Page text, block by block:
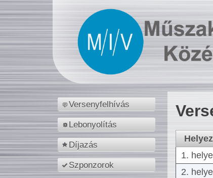
Versenyfelhívás
Lebonyolítás
Díjazás
Szponzorok
1.
2.